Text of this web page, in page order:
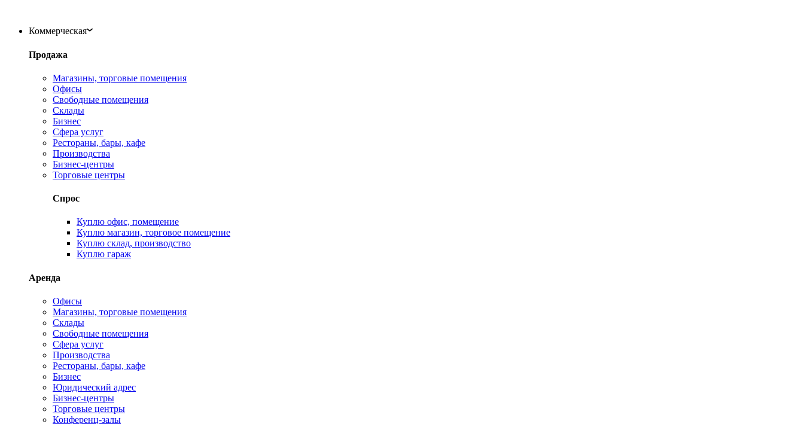
Коммерческая
Продажа
Магазины, торговые помещения
Офисы
Свободные помещения
Склады
Бизнес
Сфера услуг
Рестораны, бары, кафе
Производства
Бизнес-центры
Торговые центры
Спрос
Куплю офис, помещение
Куплю магазин, торговое помещение
Куплю склад, производство
Куплю гараж
Аренда
Офисы
Магазины, торговые помещения
Склады
Свободные помещения
Сфера услуг
Производства
Рестораны, бары, кафе
Бизнес
Юридический адрес
Бизнес-центры
Торговые центры
Конференц-залы